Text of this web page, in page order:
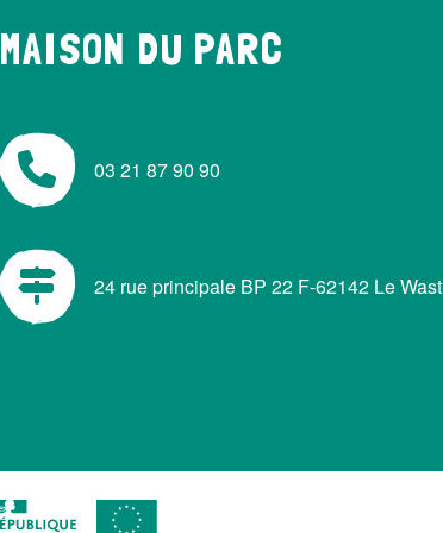
MAISON DU PARC
03 21 87 90 90
24 rue principale BP 22 F-62142 Le Wast